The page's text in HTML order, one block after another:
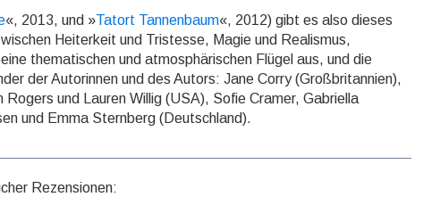
«, 2013, und »Tatort Tannenbaum«, 2012) gibt es also dieses
Heiterkeit und Tristesse, Magie und Realismus,
thematischen und at­mo­sphä­ri­schen Flügel aus, und die
der Autorinnen und des Autors: Jane Corry (Großbritannien),
und Lauren Willig (USA), Sofie Cramer, Gabriella
und Emma Sternberg (Deutschland).
Rezensionen: